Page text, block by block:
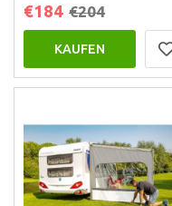
€184 €204
KAUFEN